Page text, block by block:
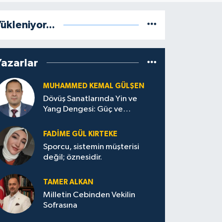
MUHAMMED KEMAL GÜLŞEN
Dövüş Sanatlarında Yin ve
Yang Dengesi: Güç ve
FADIME GÜL KIRTEKE
Sporcu, sistemin müşterisi
değil; öznesidir.
TAMER ALKAN
Milletin Cebinden Vekilin
Sofrasına